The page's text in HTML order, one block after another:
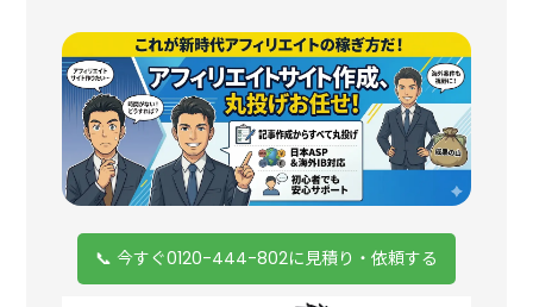
📞 今すぐ0120-444-802に見積り・依頼する